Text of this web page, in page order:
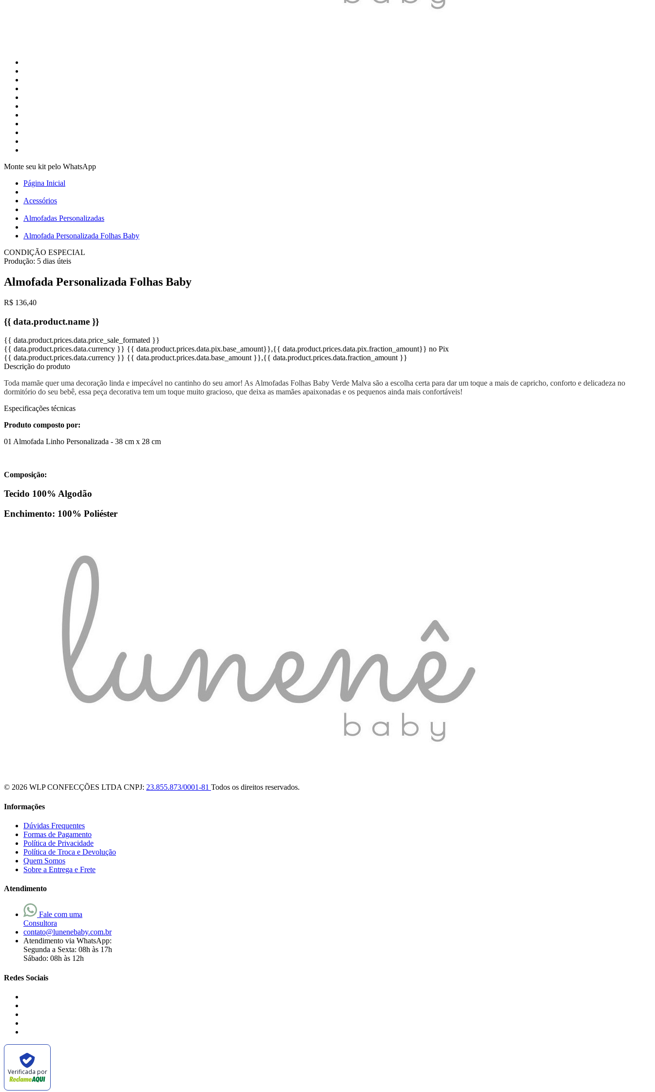
Monte seu kit pelo WhatsApp
Página Inicial
Acessórios
Almofadas Personalizadas
Almofada Personalizada Folhas Baby
CONDIÇÃO ESPECIAL
Produção: 5 dias úteis
Almofada Personalizada Folhas Baby
R$ 136,40
{{ data.product.name }}
{{ data.product.prices.data.price_sale_formated }}
{{ data.product.prices.data.currency }} {{ data.product.prices.data.pix.base_amount}},{{ data.product.prices.data.pix.fraction_amount}} no Pix
{{ data.product.prices.data.currency }} {{ data.product.prices.data.base_amount }},{{ data.product.prices.data.fraction_amount }}
Descrição do produto
Toda mamãe quer uma decoração linda e impecável no cantinho do seu amor! As Almofadas Folhas Baby Verde Malva são a escolha certa para dar um toque a mais de capricho, conforto e delicadeza no
dormitório do seu bebê, essa peça decorativa tem um toque muito gracioso, que deixa as mamães apaixonadas e os pequenos ainda mais confortáveis!
Especificações técnicas
Produto composto por:
01 Almofada Linho Personalizada - 38 cm x 28 cm
Composição:
Tecido 100% Algodão
Enchimento: 100% Poliéster
© 2026 WLP CONFECÇÕES LTDACNPJ: 23.855.873/0001-81 Todos os direitos reservados.
Informações
Dúvidas Frequentes
Formas de Pagamento
Política de Privacidade
Política de Troca e Devolução
Quem Somos
Sobre a Entrega e Frete
Atendimento
Fale com uma
Consultora
contato@lunenebaby.com.br
Atendimento via WhatsApp:
Segunda a Sexta: 08h às 17h
Sábado: 08h às 12h
Redes Sociais
Verificada por